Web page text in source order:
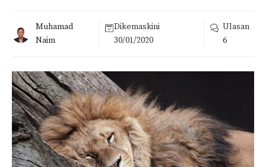
Muhamad
Naim
Dikemaskini
30/01/2020
Ulasan
6